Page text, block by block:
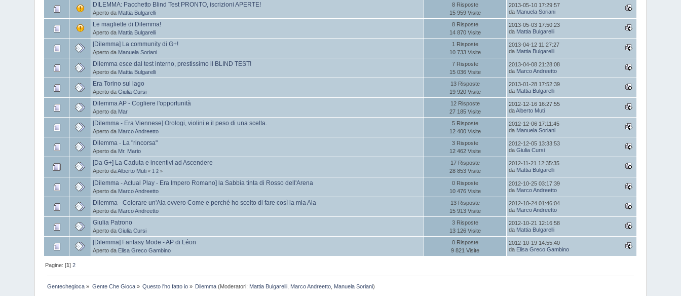
DILEMMA: Pacchetto Blind Test PRONTO, iscrizioni APERTE!
Aperto da Mattia Bulgarelli
8 Risposte
15 959 Visite
2013-05-10 17:29:57
da Manuela Soriani
Le magliette di Dilemma!
Aperto da Mattia Bulgarelli
8 Risposte
14 870 Visite
2013-05-03 17:50:23
da Mattia Bulgarelli
[Dilemma] La community di G+!
Aperto da Manuela Soriani
1 Risposte
10 733 Visite
2013-04-12 11:27:27
da Mattia Bulgarelli
Dilemma esce dal test interno, prestissimo il BLIND TEST!
Aperto da Mattia Bulgarelli
7 Risposte
15 036 Visite
2013-04-08 21:28:08
da Marco Andreetto
Era Torino sul lago
Aperto daGiulia Cursi
13 Risposte
19 920 Visite
2013-01-28 17:52:39
da Mattia Bulgarelli
Dilemma AP - Cogliere l'opportunità
Aperto da Mar
12 Risposte
27 185 Visite
2012-12-16 16:27:55
daAlberto Muti
[Dilemma - Era Viennese] Orologi, violini e il peso di una scelta.
Aperto da Marco Andreetto
5 Risposte
12 400 Visite
2012-12-06 17:11:45
da Manuela Soriani
Dilemma - La "rincorsa"
Aperto da Mr. Mario
3 Risposte
12 462 Visite
2012-12-05 13:33:53
daGiulia Cursi
[Da G+] La Caduta e incentivi ad Ascendere
Aperto daAlberto Muti « 1 2 »
17 Risposte
28 853 Visite
2012-11-21 12:35:35
da Mattia Bulgarelli
[Dilemma - Actual Play - Era Impero Romano] la Sabbia tinta di Rosso dell'Arena
Aperto da Marco Andreetto
0 Risposte
10 476 Visite
2012-10-25 03:17:39
da Marco Andreetto
Dilemma - Colorare un'Ala ovvero Come e perché ho scelto di fare così la mia Ala
Aperto da Marco Andreetto
13 Risposte
15 913 Visite
2012-10-24 01:46:04
da Marco Andreetto
Giulia Patrono
Aperto daGiulia Cursi
3 Risposte
13 126 Visite
2012-10-21 12:16:58
da Mattia Bulgarelli
[Dilemma] Fantasy Mode - AP di Léon
Aperto da Elisa Greco Gambino
0 Risposte
9 821 Visite
2012-10-19 14:55:40
da Elisa Greco Gambino
Pagine: [1]2
Gentechegioca » Gente Che Gioca» Questo l'ho fatto io » Dilemma (Moderatori: Mattia Bulgarelli Marco Andreetto Manuela Soriani)